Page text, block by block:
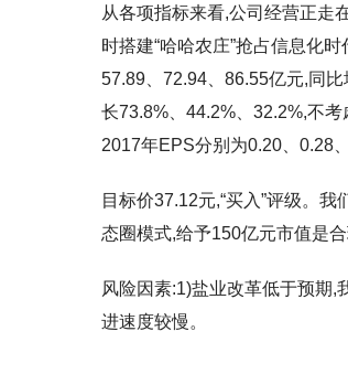
从各项指标来看,公司经营正走
时搭建“哈哈农庄”抢占信息化
57.89、72.94、86.55亿元,同
长73.8%、44.2%、32.2%,不
2017年EPS分别为0.20、0.28
目标价37.12元,“买入”评级。
态圈模式,给予150亿元市值是
风险因素:1)盐业改革低于预期,
进速度较慢。